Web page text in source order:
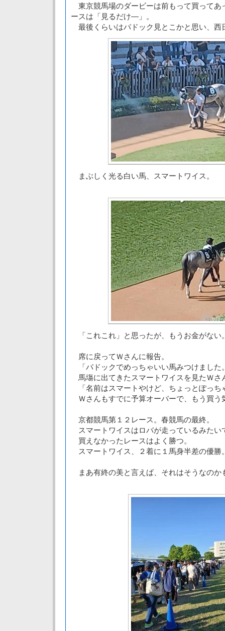
東京競馬場のダービーは前もって買ってあ
ースは「見るだけ―」。
最後くらいはパドック見とこかと思い、西
まぶしく光る白い馬、スマートワイス。
「これこれ」と思ったが、もうお金がない
席に戻ってＷさんに報告。
「パドックでめっちゃいい馬みつけました
馬塲に出てきたスマートワイスを見たＷさ
「名前はスマートやけど、ちょっとぽっち
Ｗさんもすでに予算オーバーで、もう買う
京都競馬第１２レース。春競馬の最終。
スマートワイスはロバが走っているみたい
買えなかったレースはよく勝つ。
スマートワイス、２着に１馬身半差の優勝
まあ有終の美と言えば、それはそうなのか